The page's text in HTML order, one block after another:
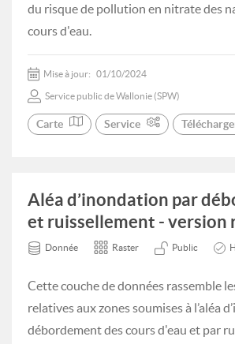
du risque de pollution en nitrate des
cours d'eau.
Mise à jour: 01/10/2024
Service public de Wallonie (SPW)
Carte Service
Aléa d’inondation par
et ruissellement - version
Donnée Raster Public
Cette couche de données rassemble
relatives aux zones soumises à l’aléa
débordement des cours d'eau et par